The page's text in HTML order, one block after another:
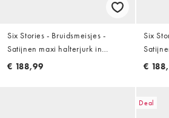
Six Stories - Bruidsmeisjes -
Satijnen maxi halterjurk in
lichtblauw
€ 188,99
Six
€
Deal